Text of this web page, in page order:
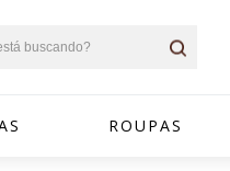
ROUPAS